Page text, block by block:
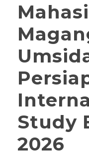
Study
2026